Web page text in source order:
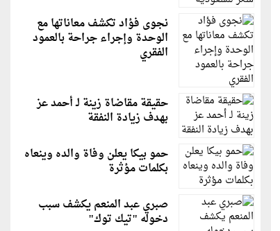
نجوى فؤاد تكشف معاناتها مع
الوحدة وإجراء جراحة بالعمود
الفقري
حقيقة مقاضاة زينة لـ أحمد عز
بهدف زيادة النفقة
حمو بيكا يعلن وفاة والده وينعاه
بكلمات مؤثرة
صبري عبد المنعم يكشف سبب
دخوله "تيك توك"